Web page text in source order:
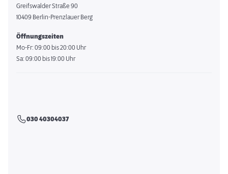
Greifswalder Straße 90
10409 Berlin-Prenzlauer Berg
Öffnungszeiten
Mo-Fr: 09:00 bis 20:00 Uhr
Sa: 09:00 bis 19:00 Uhr
030 40304037